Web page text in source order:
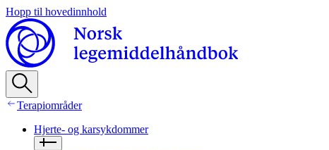
Hopp til hovedinnhold
Terapiområder
Hjerte- og karsykdommer